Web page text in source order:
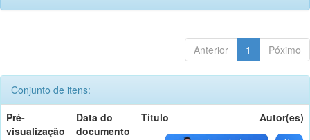
Anterior 1 Póximo
Conjunto de itens:
Pré-
visualização
Data do
documento
Título Autor(es)